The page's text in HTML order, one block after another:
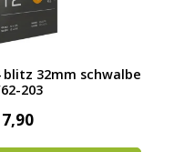
blitz 32mm schwalbe
203
7,90